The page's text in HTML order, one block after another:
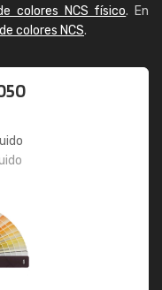
colores NCS físico. En
colores NCS.